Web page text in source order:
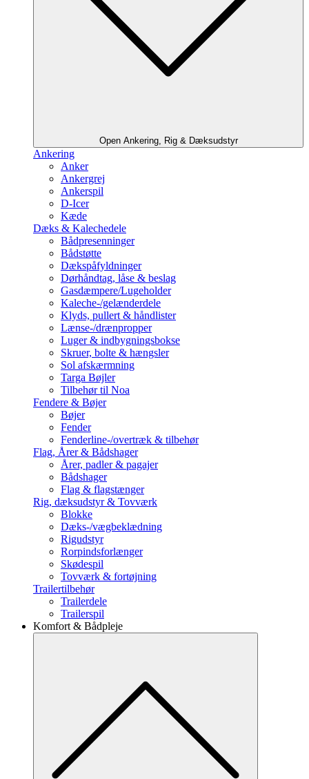
Open Ankering, Rig & Dæksudstyr
Ankering
Anker
Ankergrej
Ankerspil
D-Icer
Kæde
Dæks & Kalechedele
Bådpresenninger
Bådstøtte
Dækspåfyldninger
Dørhåndtag, låse & beslag
Gasdæmpere/Lugeholder
Kaleche-/gelænderdele
Klyds, pullert & håndlister
Lænse-/drænpropper
Luger & indbygningsbokse
Skruer, bolte & hængsler
Sol afskærmning
Targa Bøjler
Tilbehør til Noa
Fendere & Bøjer
Bøjer
Fender
Fenderline-/overtræk & tilbehør
Flag, Årer & Bådshager
Årer, padler & pagajer
Bådshager
Flag & flagstænger
Rig, dæksudstyr & Tovværk
Blokke
Dæks-/vægbeklædning
Rigudstyr
Rorpindsforlænger
Skødespil
Tovværk & fortøjning
Trailertilbehør
Trailerdele
Trailerspil
Komfort & Bådpleje